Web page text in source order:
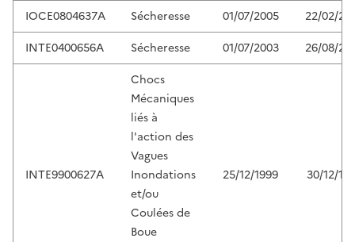
IOCE0804637A
Sécheresse 01/07/2005
22/02/
INTE0400656A
Sécheresse 01/07/2003 26/08/
INTE9900627A
Chocs
Mécaniques
liés à
l'action des
Vagues
Inondations
et/ou
Coulées de
Boue
25/12/1999 30/12/